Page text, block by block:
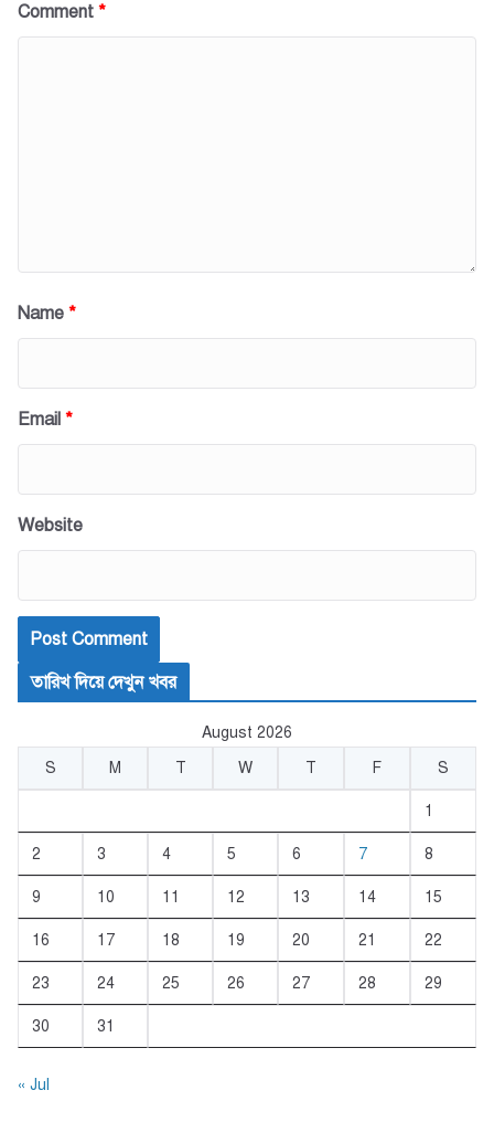
Comment *
Name *
Email *
Website
তারিখ দিয়ে দেখুন খবর
August 2026
S
M T W T F S
1
2 3 4 5 6 7 8
9 10 11 12 13 14 15
16 17 18 19 20 21 22
23 24 25 26 27 28 29
30 31
« Jul